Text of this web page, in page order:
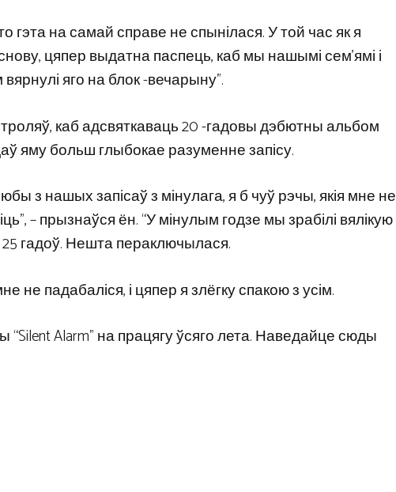
на самай справе не спынілася. У той час як я
цяпер выдатна паспець, каб мы нашымі сем’ямі і
яго на блок -вечарыну”.
каб адсвяткаваць 20 -гадовы дэбютны альбом
яму больш глыбокае разуменне запісу.
з нашых запісаў з мінулага, я б чуў рэчы, якія мне не
– прызнаўся ён. “У мінулым годзе мы зрабілі вялікую
гадоў. Нешта пераключылася.
не падабаліся, і цяпер я злёгку спакою з усім.
“Silent Alarm” на працягу ўсяго лета. Наведайце сюды